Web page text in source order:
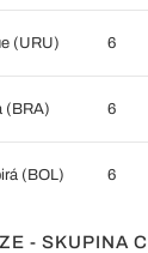
(URU) 6
(BRA) 6
(BOL) 6
- SKUPINA C